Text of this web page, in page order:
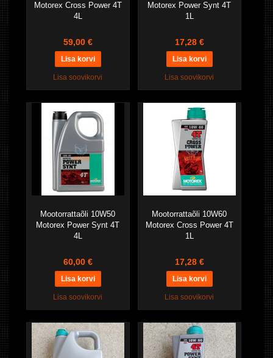
Motorex Cross Power 4T
4L
59,00 €
Lisa soovikorvi
Motorex Power Synt 4T
1L
17,28 €
Lisa soovikorvi
Mootorrattaõli 10W50
Motorex Power Synt 4T
4L
60,00 €
Lisa soovikorvi
Mootorrattaõli 10W60
Motorex Cross Power 4T
1L
17,28 €
Lisa soovikorvi